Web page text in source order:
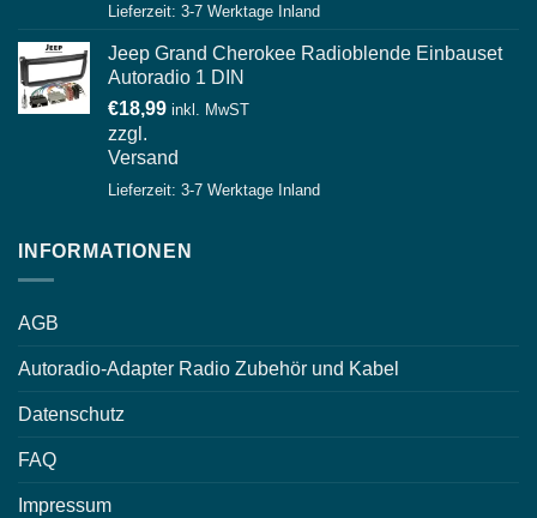
Lieferzeit: 3-7 Werktage Inland
Jeep Grand Cherokee Radioblende Einbauset
Autoradio 1 DIN
€18,99 inkl. MwST
zzgl.
Versand
Lieferzeit: 3-7 Werktage Inland
INFORMATIONEN
AGB
Autoradio-Adapter Radio Zubehör und Kabel
Datenschutz
FAQ
Impressum